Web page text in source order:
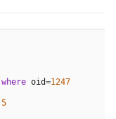
where oid=1247
5